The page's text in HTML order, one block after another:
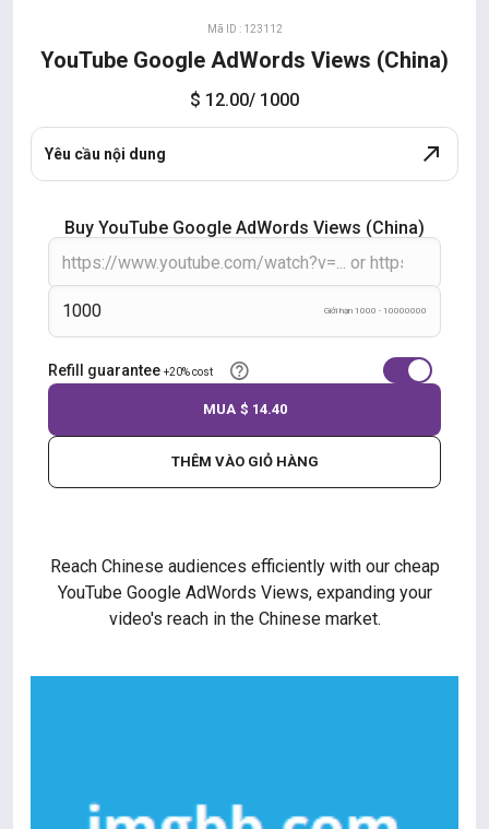
Mã ID : 123112
YouTube Google AdWords Views (China)
$ 12.00/ 1000
Yêu cầu nội dung
Buy YouTube Google AdWords Views (China)
Giới hạn 1000 - 10000000
Refill guarantee +20% cost
THÊM VÀO GIỎ HÀNG
MUA $ 14.40
Reach Chinese audiences efficiently with our cheap
YouTube Google AdWords Views, expanding your
video's reach in the Chinese market.